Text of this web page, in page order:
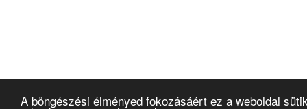
A böngészési élményed fokozásáért ez a weboldal